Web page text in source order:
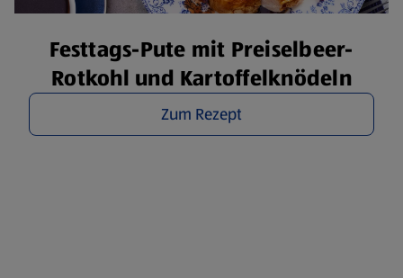
Festtags-Pute mit Preiselbeer-
Rotkohl und Kartoffelknödeln
Zum Rezept